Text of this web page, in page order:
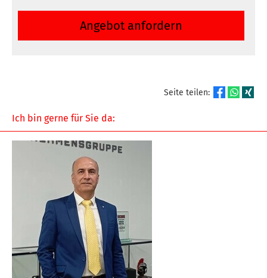
An­ge­bot an­for­dern
Seite teilen:
Ich bin gerne für Sie da: